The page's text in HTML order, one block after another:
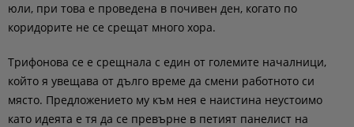
юли, при това е проведена в почивен ден, когато по
коридорите не се срещат много хора.
Трифонова се е срещнала с един от големите началници,
който я увещава от дълго време да смени работното си
място. Предложението му към нея е наистина неустоимо
като идеята е тя да се превърне в петият панелист на